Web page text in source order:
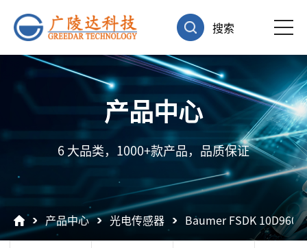
搜索
产品中心
6 大品类，1000+款产品，品质保证
产品中心 光电传感器 Baumer FSDK